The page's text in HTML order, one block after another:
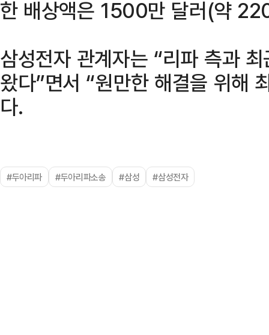
한 배상액은 1500만 달러(약
삼성전자 관계자는 “리파 측과
왔다”면서 “원만한 해결을 위해
다.
#두아리파 #두아리파소송 #삼성 #삼성전자